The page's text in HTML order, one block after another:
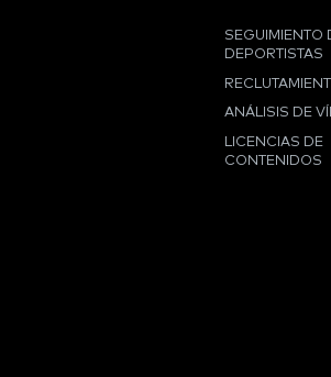
SEGUIMIENTO
DEPORTISTAS
ANÁLISIS DE
LICENCIAS DE
CONTENIDOS